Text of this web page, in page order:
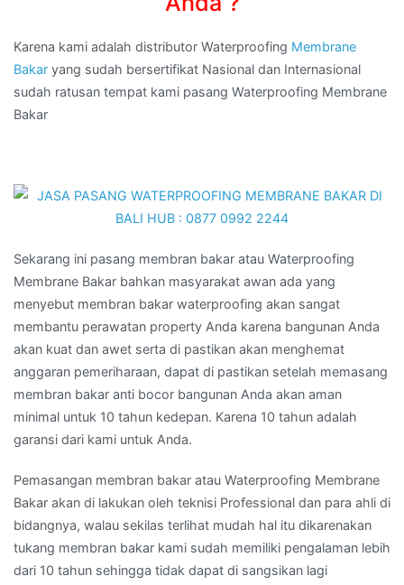
Karena kami adalah distributor Waterproofing Membrane
Bakar yang sudah bersertifikat Nasional dan Internasional
sudah ratusan tempat kami pasang Waterproofing Membrane
Bakar
Sekarang ini pasang membran bakar atau Waterproofing
Membrane Bakar bahkan masyarakat awan ada yang
menyebut membran bakar waterproofing akan sangat
membantu perawatan property Anda karena bangunan Anda
akan kuat dan awet serta di pastikan akan menghemat
anggaran pemeriharaan, dapat di pastikan setelah memasang
membran bakar anti bocor bangunan Anda akan aman
minimal untuk 10 tahun kedepan. Karena 10 tahun adalah
garansi dari kami untuk Anda.
Pemasangan membran bakar atau Waterproofing Membrane
Bakar akan di lakukan oleh teknisi Professional dan para ahli di
bidangnya, walau sekilas terlihat mudah hal itu dikarenakan
tukang membran bakar kami sudah memiliki pengalaman lebih
dari 10 tahun sehingga tidak dapat di sangsikan lagi